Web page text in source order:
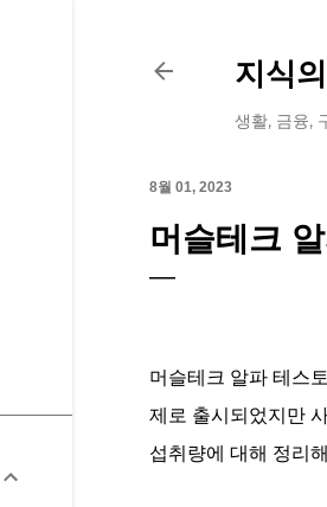
지식
생활, 금융,
8월 01, 2023
머슬테크
머슬테크 알파 테스
제로 출시되었지만
섭취량에 대해 정리